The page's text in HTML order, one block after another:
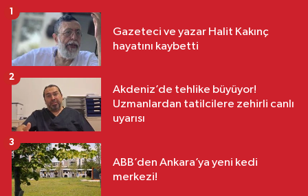
Gazeteci ve yazar Halit Kakınç
hayatını kaybetti
1
Akdeniz’de tehlike büyüyor!
Uzmanlardan tatilcilere zehirli canlı
uyarısı
2
ABB’den Ankara’ya yeni kedi
merkezi!
3